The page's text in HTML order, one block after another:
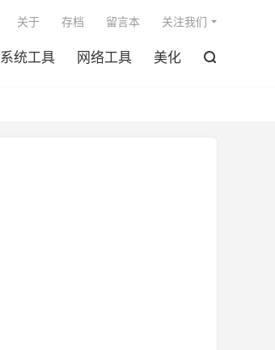
系统工具 网络工具 美化 
关于 存档 留言本 关注我们